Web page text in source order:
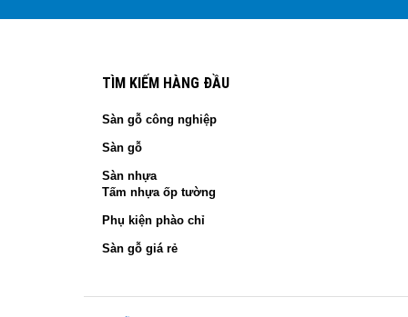
TÌM KIẾM HÀNG ĐẦU
Sàn gỗ công nghiệp
Sàn gỗ
Sàn nhựa
Tấm nhựa ốp tường
Phụ kiện phào chỉ
Sàn gỗ giá rẻ